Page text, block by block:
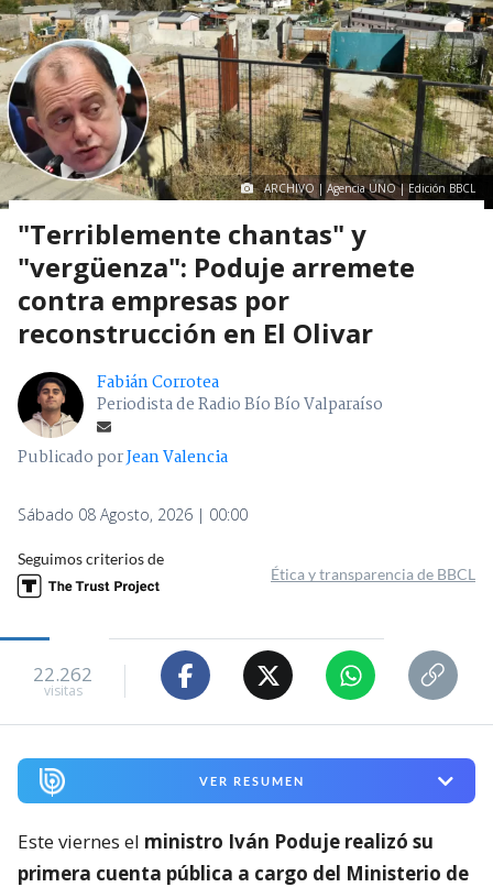
ARCHIVO | Agencia UNO | Edición BBCL
"Terriblemente chantas" y
"vergüenza": Poduje arremete
contra empresas por
reconstrucción en El Olivar
Fabián Corrotea
Periodista de Radio Bío Bío Valparaíso
Publicado porJean Valencia
Sábado 08 Agosto, 2026 | 00:00
Seguimos criterios de
Ética y transparencia de BBCL
22.262
visitas
VER RESUMEN
Este viernes el ministro Iván Poduje realizó su
primera cuenta pública a cargo del Ministerio de